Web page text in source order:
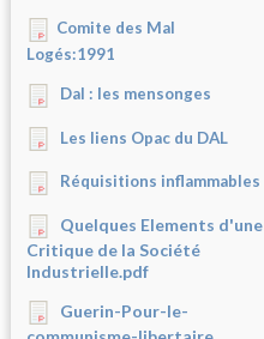
Comite des Mal
Logés:1991
Dal : les mensonges
Les liens Opac du DAL
Réquisitions inflammables
Quelques Elements d'une
Critique de la Société
Industrielle.pdf
Guerin-Pour-le-